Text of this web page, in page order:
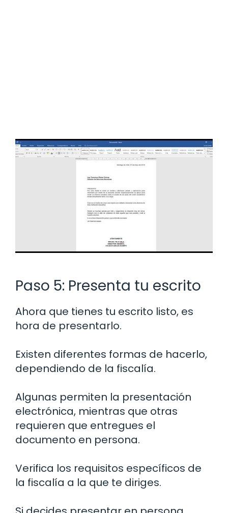
Paso 5: Presenta tu escrito
Ahora que tienes tu escrito listo, es
hora de presentarlo.
Existen diferentes formas de hacerlo,
dependiendo de la fiscalía.
Algunas permiten la presentación
electrónica, mientras que otras
requieren que entregues el
documento en persona.
Verifica los requisitos específicos de
la fiscalía a la que te diriges.